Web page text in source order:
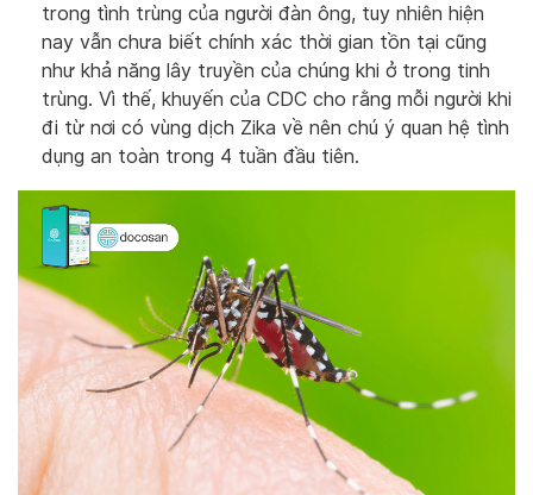
trong tình trùng của người đàn ông, tuy nhiên hiện
nay vẫn chưa biết chính xác thời gian tồn tại cũng
như khả năng lây truyền của chúng khi ở trong tinh
trùng. Vì thế, khuyến của CDC cho rằng mỗi người khi
đi từ nơi có vùng dịch Zika về nên chú ý quan hệ tình
dụng an toàn trong 4 tuần đầu tiên.